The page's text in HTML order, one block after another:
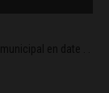
en date . .